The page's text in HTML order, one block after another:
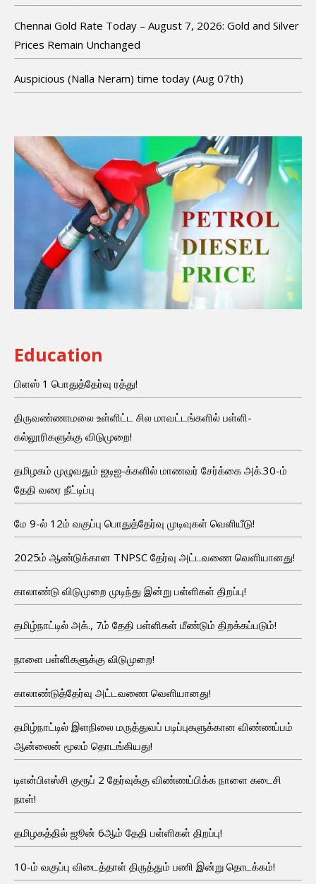
Chennai Gold Rate Today – August 7, 2026: Gold and Silver
Prices Remain Unchanged
Auspicious (Nalla Neram) time today (Aug 07th)
Education
பிளஸ் 1 பொதுத்தேர்வு ரத்து!
திருவண்ணாமலை உள்ளிட்ட சில மாவட்டங்களில் பள்ளி-
கல்லூரிகளுக்கு விடுமுறை!
தமிழகம் முழுவதும் ஐடிஐ-க்களில் மாணவர் சேர்க்கை அக்.30-ம்
தேதி வரை நீட்டிப்பு
மே 9-ல் 12ம் வகுப்பு பொதுத்தேர்வு முடிவுகள் வெளியீடு!
2025ம் ஆண்டுக்கான TNPSC தேர்வு அட்டவணை வெளியானது!
காலாண்டு விடுமுறை முடிந்து இன்று பள்ளிகள் திறப்பு!
தமிழ்நாட்டில் அக்., 7ம் தேதி பள்ளிகள் மீண்டும் திறக்கப்படும்!
நாளை பள்ளிகளுக்கு விடுமுறை!
காலாண்டுத்தேர்வு அட்டவணை வெளியானது!
தமிழ்நாட்டில் இளநிலை மருத்துவப் படிப்புகளுக்கான விண்ணப்பம்
ஆன்லைன் மூலம் தொடங்கியது!
டிஎன்பிஎஸ்சி குரூப் 2 தேர்வுக்கு விண்ணப்பிக்க நாளை கடைசி
நாள்!
தமிழகத்தில் ஜூன் 6ஆம் தேதி பள்ளிகள் திறப்பு!
10-ம் வகுப்பு விடைத்தாள் திருத்தும் பணி இன்று தொடக்கம்!